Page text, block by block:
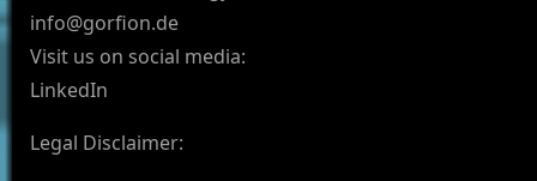
info@gorfion.de
Visit us on social media:
LinkedIn
Legal Disclaimer: